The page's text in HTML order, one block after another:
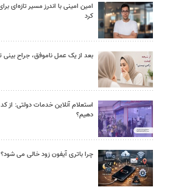
امین امینی با اندرز مسیر
کرد
بعد از یک عمل ناموفق، جراح بینی
استعلام آنلاین خدمات دولتی: از
دهیم؟
چرا باتری آیفون زود خالی می شود؟ ۹ راهکار واقعی